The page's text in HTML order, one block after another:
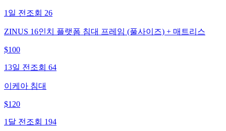
1일 전 조회 26
ZINUS 16인치 플랫폼 침대 프레임 (풀사이즈) + 매트리스
$100
13일 전 조회 64
이케아 침대
$120
1달 전 조회 194